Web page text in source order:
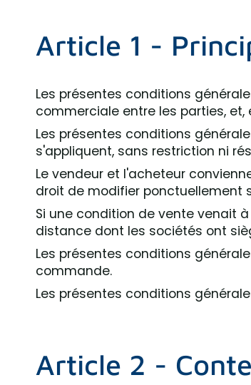
Article 1 -
Les présentes conditions
commerciale entre les parties,
Les présentes conditions
s'appliquent, sans restriction ni
Le vendeur et l'acheteur
droit de modifier ponctuellement
Si une condition de vente venait
distance dont les sociétés ont
Les présentes conditions
commande.
Les présentes conditions
Article 2 -